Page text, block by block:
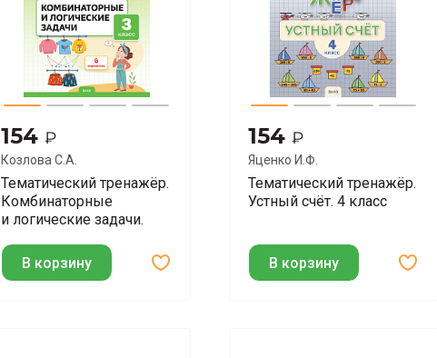
154₽
Козлова С.А.
Тематический тренажёр.
Комбинаторные
и логические задачи.
В корзину
154 ₽
Яценко И.Ф.
Тематический тренажёр.
Устный счёт. 4 класс
В корзину